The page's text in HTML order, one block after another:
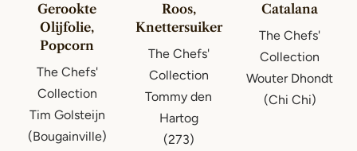
Gerookte
Olijfolie,
Popcorn
The Chefs'
Collection
Tim Golsteijn
(Bougainville)
Roos,
Knettersuiker
The Chefs'
Collection
Tommy den
Hartog
(273)
Catalana
The Chefs'
Collection
Wouter Dhondt
(Chi Chi)